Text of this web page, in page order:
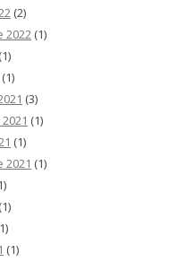
(2)
2022 (1)
(1)
(1)
(3)
(1)
(1)
2021 (1)
(1)
(1)